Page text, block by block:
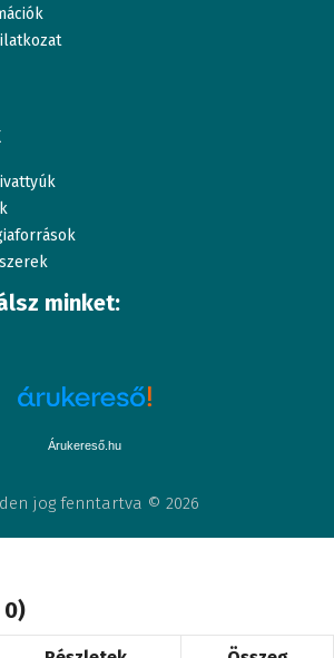
minket:
Árukereső.hu
jog fenntartva © 2026
0)